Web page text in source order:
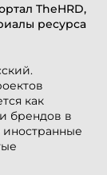
TheHRD,
ресурса
как
брендов в